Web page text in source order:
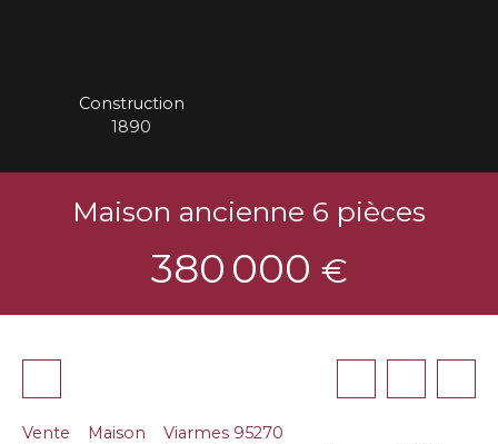
Construction
1890
Maison ancienne 6 pièces
380 000 €
Vente Maison
Viarmes 95270